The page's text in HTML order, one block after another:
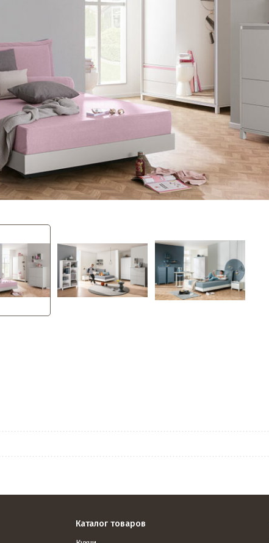
Каталог товаров